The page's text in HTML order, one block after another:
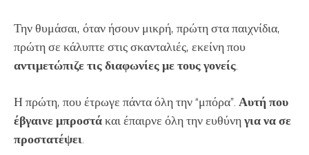
Την θυμάσαι, όταν ήσουν μικρή, πρώτη στα παιχνίδια,
πρώτη σε κάλυπτε στις σκανταλιές, εκείνη που
αντιμετώπιζε τις διαφωνίες με τους γονείς.
Η πρώτη, που έτρωγε πάντα όλη την “μπόρα”. Αυτή που
έβγαινε μπροστάκαι έπαιρνε όλη την ευθύνη για να σε
προστατέψει.